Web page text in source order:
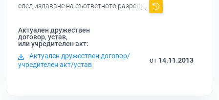
след издаване на съответното разреш...
Актуален дружествен
договор, устав,
или учредителен акт:
Актуален дружествен договор/
учредителен акт/устав
от 14.11.2013